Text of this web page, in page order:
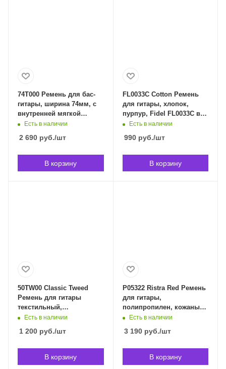
74T000 Ремень для бас-
гитары, ширина 74мм, с
внутренней мягкой
прокладкой, черный,
Владивостоке
Есть в наличии
2 690 руб./шт
В корзину
FL0033C Cotton Ремень
для гитары, хлопок,
пурпур, Fidel FL0033C в
Владивостоке
Есть в наличии
990руб./шт
В корзину
50TW00 Classic Tweed
Ремень для гитары
текстильный,
коричневый, Planet
Владивостоке
Есть в наличии
1 200 руб./шт
В корзину
P05322 Ristra Red Ремень
для гитары,
полипропилен, кожаные
наконечники. ERNIE BALL
Есть в наличии
3 190руб./шт
В корзину